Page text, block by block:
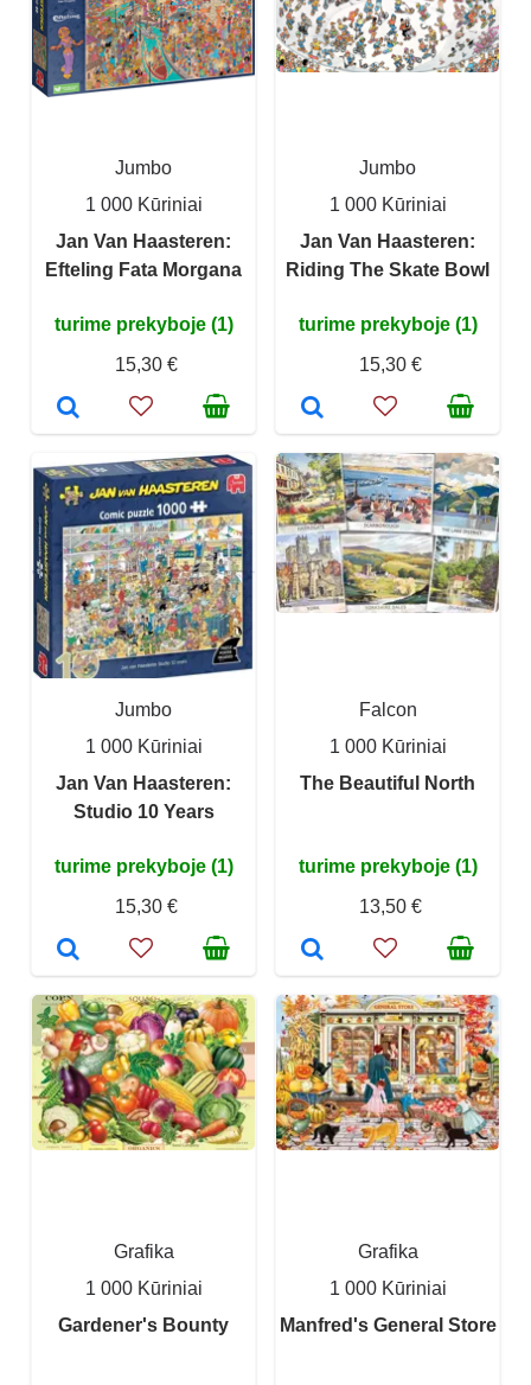
Jumbo
1 000 Kūriniai
Jan Van Haasteren:
Efteling Fata Morgana
turime prekyboje (1)
15,30 €
Jumbo
1 000 Kūriniai
Jan Van Haasteren:
Riding The Skate Bowl
turime prekyboje (1)
15,30 €
Jumbo
1 000 Kūriniai
Jan Van Haasteren:
Studio 10 Years
turime prekyboje (1)
15,30 €
Falcon
1 000 Kūriniai
The Beautiful North
turime prekyboje (1)
13,50 €
Grafika
1 000 Kūriniai
Gardener's Bounty
Grafika
1 000 Kūriniai
Manfred's General Store